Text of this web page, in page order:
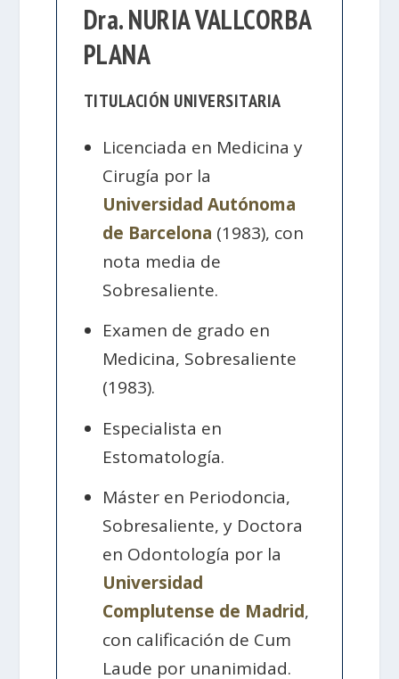
Dra. NURIA VALLCORBA
PLANA
TITULACIÓN UNIVERSITARIA
Licenciada en Medicina y
Cirugía por la
Universidad Autónoma
de Barcelona (1983), con
nota media de
Sobresaliente.
Examen de grado en
Medicina, Sobresaliente
(1983).
Especialista en
Estomatología.
Máster en Periodoncia,
Sobresaliente, y Doctora
en Odontología por la
Universidad
Complutense de Madrid,
con calificación de Cum
Laude por unanimidad.